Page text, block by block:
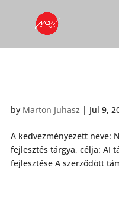
by Marton Juhasz | Jul 9,
A kedvezményezett neve:
fejlesztés tárgya, célja: AI
fejlesztése A szerződött